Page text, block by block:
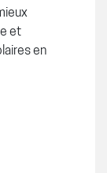
et
en